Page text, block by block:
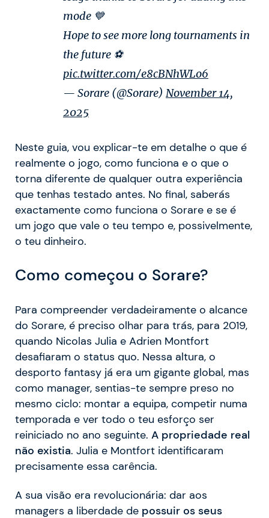
mode 💙
Hope to see more long tournaments in
the future ⚽️
pic.twitter.com/e8cBNhWLo6
— Sorare (@Sorare) November 14,
2025
Neste guia, vou explicar-te em detalhe o que é
realmente o jogo, como funciona e o que o
torna diferente de qualquer outra experiência
que tenhas testado antes. No final, saberás
exactamente como funciona o Sorare e se é
um jogo que vale o teu tempo e, possivelmente,
o teu dinheiro.
Como começou o Sorare?
Para compreender verdadeiramente o alcance
do Sorare, é preciso olhar para trás, para 2019,
quando Nicolas Julia e Adrien Montfort
desafiaram o status quo. Nessa altura, o
desporto fantasy já era um gigante global, mas
como manager, sentias-te sempre preso no
mesmo ciclo: montar a equipa, competir numa
temporada e ver todo o teu esforço ser
reiniciado no ano seguinte. A propriedade real
não existia. Julia e Montfort identificaram
precisamente essa carência.
A sua visão era revolucionária: dar aos
managers a liberdade de possuir os seus